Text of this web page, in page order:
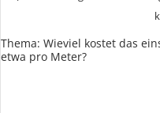
Thema: Wieviel kostet das
etwa pro Meter?